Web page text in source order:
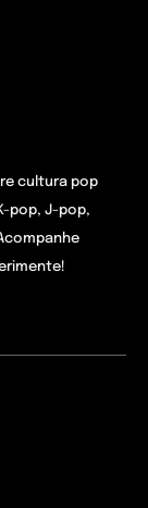
cultura pop
pop, J-pop,